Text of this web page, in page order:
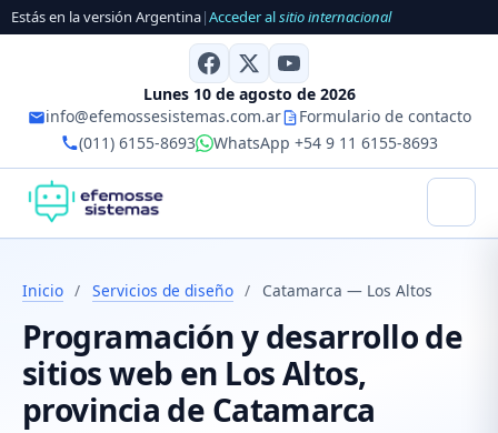
Estás en la versión Argentina|Acceder alsitio internacional
Lunes 10 de agosto de 2026
info@efemossesistemas.com.ar
Formulario de contacto
(011) 6155-8693
WhatsApp +54 9 11 6155-8693
Inicio / Servicios de diseño / Catamarca — Los Altos
Programación y desarrollo de
sitios web en Los Altos,
provincia de Catamarca